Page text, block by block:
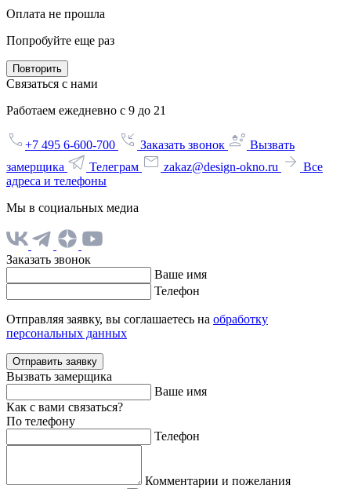
Оплата не прошла
Попробуйте еще раз
Повторить
Связаться с нами
Работаем ежедневно с 9 до 21
+7 495 6-600-700 Заказать звонок
Вызвать
замерщика
Телеграм zakaz@design-okno.ru
Все
адреса и телефоны
Мы в социальных медиа
Заказать звонок
Ваше имя
Телефон
Отправляя заявку, вы соглашаетесь на обработку
персональных данных
Отправить заявку
Вызвать замерщика
Ваше имя
Как с вами связаться?
По телефону
Телефон
Комментарии и пожелания